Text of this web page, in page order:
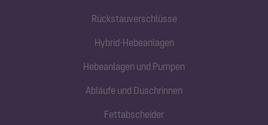
Rückstauverschlüsse
Hybrid-Hebeanlagen
Hebeanlagen und Pumpen
Abläufe und Duschrinnen
Fettabscheider